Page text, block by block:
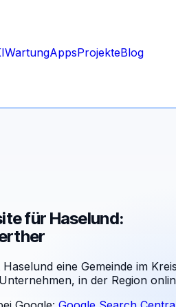
WartungAppsProjekteBlog
für Haselund:
eine Gemeinde im
in der Region